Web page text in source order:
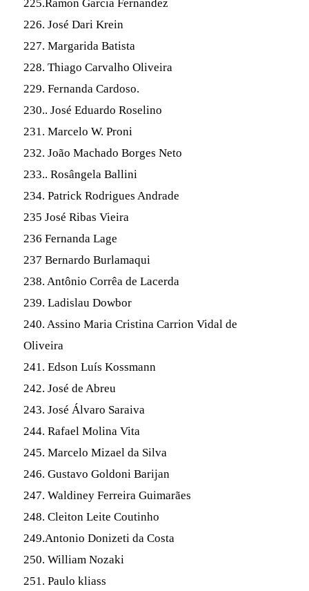
225.Ramon Garcia Fernandez
226. José Dari Krein
227. Margarida Batista
228. Thiago Carvalho Oliveira
229. Fernanda Cardoso.
230.. José Eduardo Roselino
231. Marcelo W. Proni
232. João Machado Borges Neto
233.. Rosângela Ballini
234. Patrick Rodrigues Andrade
235 José Ribas Vieira
236 Fernanda Lage
237 Bernardo Burlamaqui
238. Antônio Corrêa de Lacerda
239. Ladislau Dowbor
240. Assino Maria Cristina Carrion Vidal de
Oliveira
241. Edson Luís Kossmann
242. José de Abreu
243. José Álvaro Saraiva
244. Rafael Molina Vita
245. Marcelo Mizael da Silva
246. Gustavo Goldoni Barijan
247. Waldiney Ferreira Guimarães
248. Cleiton Leite Coutinho
249.Antonio Donizeti da Costa
250. William Nozaki
251. Paulo kliass